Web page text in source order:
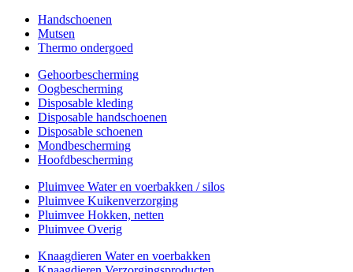
Handschoenen
Mutsen
Thermo ondergoed
Gehoorbescherming
Oogbescherming
Disposable kleding
Disposable handschoenen
Disposable schoenen
Mondbescherming
Hoofdbescherming
Pluimvee Water en voerbakken / silos
Pluimvee Kuikenverzorging
Pluimvee Hokken, netten
Pluimvee Overig
Knaagdieren Water en voerbakken